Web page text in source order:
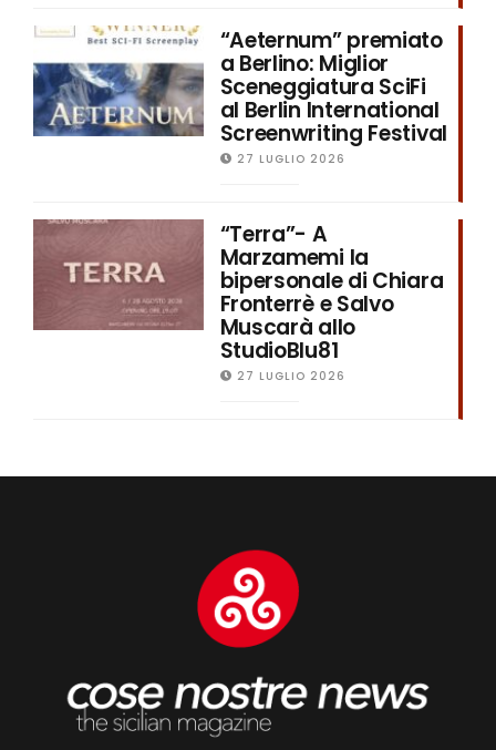
“Aeternum” premiato
a Berlino: Miglior
Sceneggiatura SciFi
al Berlin International
Screenwriting Festival
27 LUGLIO 2026
“Terra”- A
Marzamemi la
bipersonale di Chiara
Fronterrè e Salvo
Muscarà allo
StudioBlu81
27 LUGLIO 2026